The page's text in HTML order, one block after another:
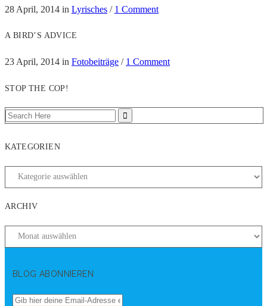
28 April, 2014 in Lyrisches / 1 Comment
A BIRD’S ADVICE
23 April, 2014 in Fotobeiträge / 1 Comment
STOP THE COP!
KATEGORIEN
ARCHIV
BLOG ABONNIEREN